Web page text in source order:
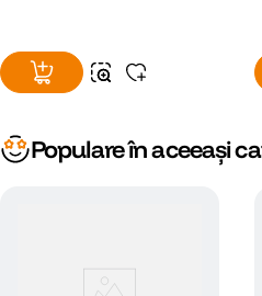
Populare în aceeași